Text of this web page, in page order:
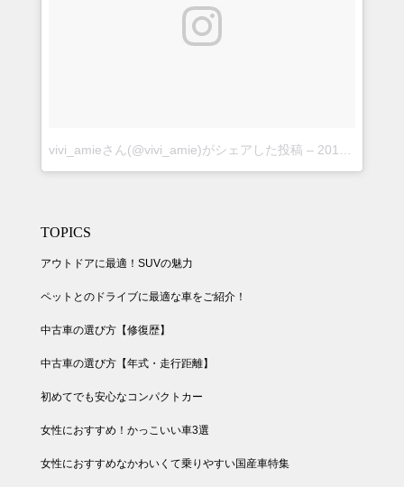
vivi_amieさん(@vivi_amie)がシェアした投稿 – 2018年 8月月30日午後5時24分PDT
TOPICS
アウトドアに最適！SUVの魅力
ペットとのドライブに最適な車をご紹介！
中古車の選び方【修復歴】
中古車の選び方【年式・走行距離】
初めてでも安心なコンパクトカー
女性におすすめ！かっこいい車3選
女性におすすめなかわいくて乗りやすい国産車特集